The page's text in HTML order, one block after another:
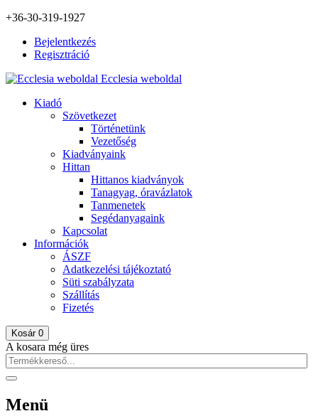
+36-30-319-1927
Bejelentkezés
Regisztráció
Ecclesia weboldal
Kiadó
Szövetkezet
Történetünk
Vezetőség
Kiadványaink
Hittan
Hittanos kiadványok
Tanagyag, óravázlatok
Tanmenetek
Segédanyagaink
Kapcsolat
Információk
ÁSZF
Adatkezelési tájékoztató
Süti szabályzata
Szállítás
Fizetés
Kosár 0
A kosara még üres
Menü